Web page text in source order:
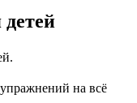
на всё